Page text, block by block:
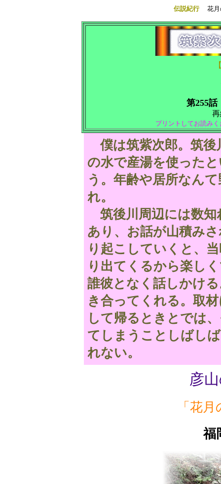
伝説紀行 花
第255
再
プリントしてお読み
僕は筑紫次郎。筑後
の水で産湯を使った
う。年齢や居所なん
れ。
筑後川周辺には数知
あり、お話が山積み
り起こしていくと、
り出てくるから楽し
誰彼となく話しかけ
き合ってくれる。取
して帰るときとでは
てしまうことしばし
れない。
彦
「花
福